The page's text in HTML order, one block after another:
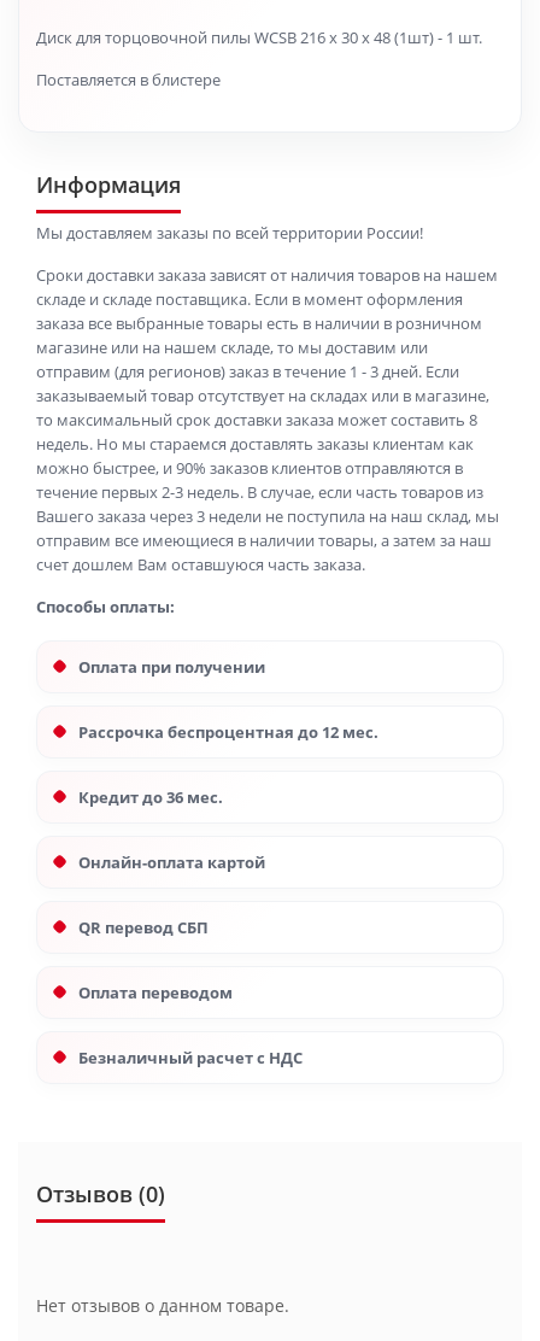
Диск для торцовочной пилы WCSB 216 x 30 x 48 (1шт) - 1 шт.
Поставляется в блистере
Информация
Мы доставляем заказы по всей территории России!
Сроки доставки заказа зависят от наличия товаров на нашем
складе и складе поставщика. Если в момент оформления
заказа все выбранные товары есть в наличии в розничном
магазине или на нашем складе, то мы доставим или
отправим (для регионов) заказ в течение 1 - 3 дней. Если
заказываемый товар отсутствует на складах или в магазине,
то максимальный срок доставки заказа может составить 8
недель. Но мы стараемся доставлять заказы клиентам как
можно быстрее, и 90% заказов клиентов отправляются в
течение первых 2-3 недель. В случае, если часть товаров из
Вашего заказа через 3 недели не поступила на наш склад, мы
отправим все имеющиеся в наличии товары, а затем за наш
счет дошлем Вам оставшуюся часть заказа.
Способы оплаты:
Оплата при получении
Рассрочка беспроцентная до 12 мес.
Кредит до 36 мес.
Онлайн-оплата картой
QR перевод СБП
Оплата переводом
Безналичный расчет с НДС
Отзывов (0)
Нет отзывов о данном товаре.